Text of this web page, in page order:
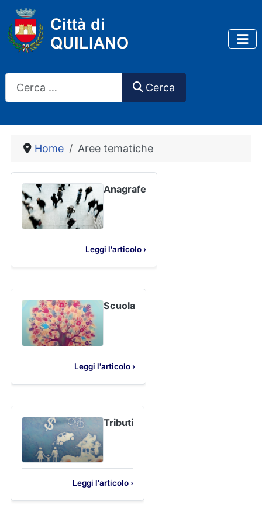
Cerca
Home Aree tematiche
Anagrafe
Leggi l'articolo ›
Scuola
Leggi l'articolo ›
Tributi
Leggi l'articolo ›